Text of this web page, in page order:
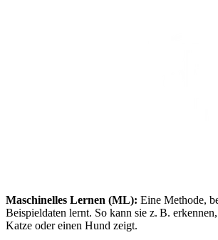
Maschinelles Lernen (ML): Eine Methode,
Beispieldaten lernt. So kann sie z. B.
Katze oder einen Hund zeigt.